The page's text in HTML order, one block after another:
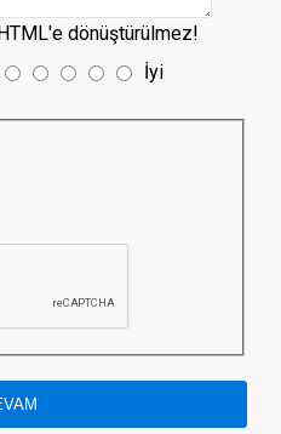
dönüştürülmez!
İyi